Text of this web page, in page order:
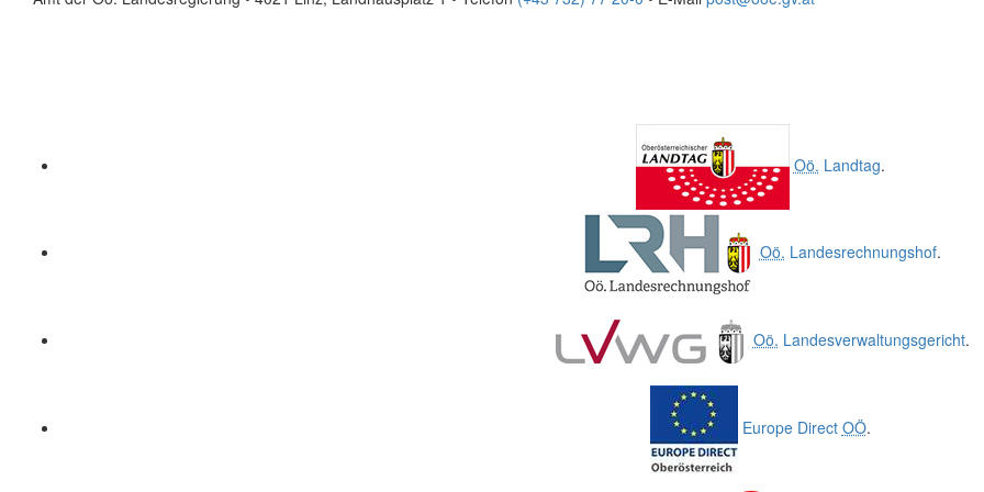
Oö. Landtag.
Oö. Landesrechnungshof.
Oö. Landesverwaltungsgericht.
Europe Direct OÖ.